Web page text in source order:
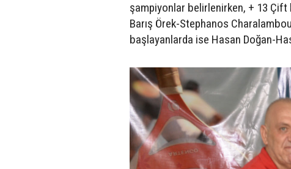
şampiyonlar belirlenirken, + 13 Çift
Barış Örek-Stephanos
başlayanlarda ise Hasan Doğan-